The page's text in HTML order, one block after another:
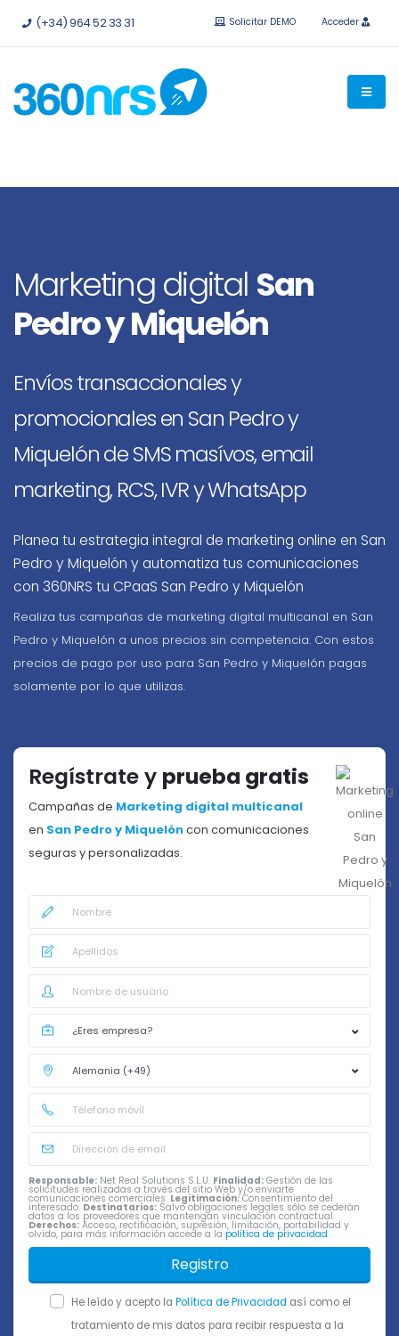
Pruébalo gratis sin compromiso. API e integraciones
(+34) 964 52 33 31 Solicitar DEMO Acceder
Marketing digital San
Pedro y Miquelón
Envíos transaccionales y
promocionales en San Pedro y
Miquelón de SMS masívos, email
marketing, RCS, IVR y WhatsApp
Planea tu estrategia integral de marketing online en San
Pedro y Miquelón y automatiza tus comunicaciones
con 360NRS tu CPaaS San Pedro y Miquelón
Realiza tus campañas de marketing digital multicanal en San
Pedro y Miquelón a unos precios sin competencia. Con estos
precios de pago por uso para San Pedro y Miquelón pagas
solamente por lo que utilizas.
Regístrate y prueba gratis
Campañas de Marketing digital multicanal
en San Pedro y Miquelóncon comunicaciones
seguras y personalizadas.
Responsable: Net Real Solutions S.L.U. Finalidad: Gestión de las
solicitudes realizadas a través del sitio Web y/o enviarte
comunicaciones comerciales. Legitimación:Consentimiento del
interesado. Destinatarios: Salvo obligaciones legales sólo se cederán
datos a los proveedores que mantengan vinculación contractual.
Derechos: Acceso, rectificación, supresión, limitación, portabilidad y
olvido, para más información accede a la política de privacidad .
Registro
He leído y acepto la Política de Privacidad así como el
tratamiento de mis datos para recibir respuesta a la